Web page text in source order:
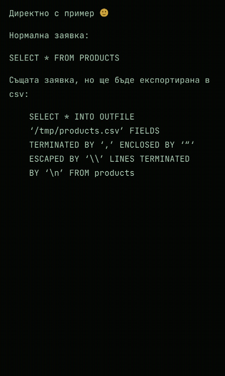
Директно с пример
Нормална заявка:
SELECT * FROM PRODUCTS
Същата заявка, но ще бъде експортирана в
csv:
SELECT * INTO OUTFILE
‘/tmp/products.csv’ FIELDS
TERMINATED BY ‘,’ ENCLOSED BY ‘“‘
ESCAPED BY ‘\\’ LINES TERMINATED
BY ‘\n’ FROM products